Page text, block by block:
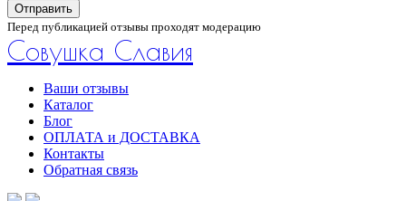
Отправить
Перед публикацией отзывы проходят модерацию
Совушка Славия
Ваши отзывы
Каталог
Блог
ОПЛАТА и ДОСТАВКА
Контакты
Обратная связь